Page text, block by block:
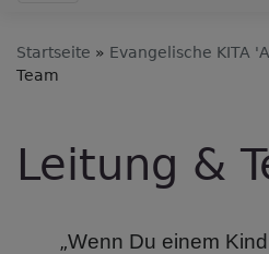
Startseite Evangelische KITA
Team
Leitung &
„Wenn Du einem